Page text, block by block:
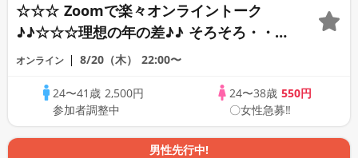
☆☆☆ Zoomで楽々オンライントーク
♪♪☆☆☆理想の年の差♪♪ そろそろ・・・
素敵な恋人見つけたい♪ ♪☆カジュアルな
行あり♪♪
オンライン 8/20（木） 22:00〜
24〜41歳 2,500円
参加者調整中
24〜38歳 550円
〇女性急募‼
男性先行中!